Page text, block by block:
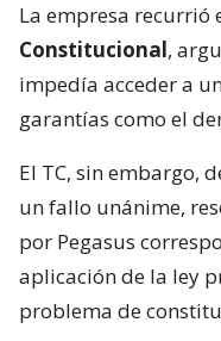
La empresa recurrió
Constitucional,
impedía acceder a
garantías como el
El TC, sin embargo,
un fallo unánime,
por Pegasus
aplicación de la ley
problema de